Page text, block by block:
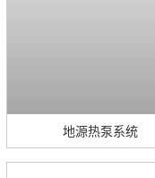
地源热泵系统